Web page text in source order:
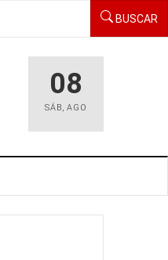
BUSCAR
08
SÁB, AGO